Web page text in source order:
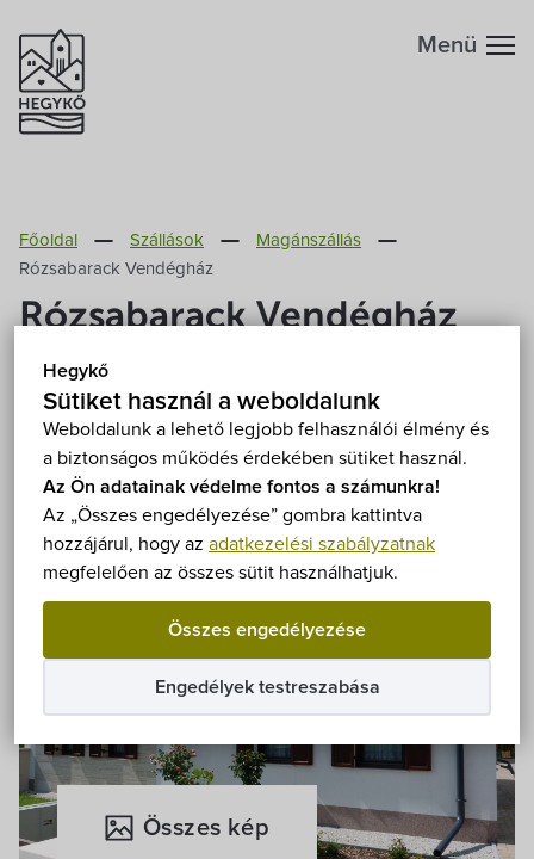
Hegykő
Sütiket használ a weboldalunk
Weboldalunk a lehető legjobb felhasználói élmény és
a biztonságos működés érdekében sütiket használ.
Az Ön adatainak védelme fontos a számunkra!
Az „Összes engedélyezése” gombra kattintva
hozzájárul, hogy az adatkezelési szabályzatnak
megfelelően az összes sütit használhatjuk.
Összes engedélyezése
Engedélyek testreszabása
Megközelítés
Fontos telefonszámok
Földrajzi adottság
Éghajlat
Hegykő történelme
Szabadidő
Éttermek
Programok
Önkormányzat
Hírek
Képviselő-testület
Menü
Főoldal Szállások
Magánszállás
Rózsabarack Vendégház
Rózsabarack Vendégház
9437 Hegykő, Kertekalja utca 13. Mutasd a térképen
Értékeld elsőként ezt a szállást!
Összes kép